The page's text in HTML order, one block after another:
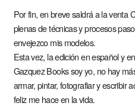
Por fin, en breve saldrá a la venta
plenas de técnicas y procesos
envejezco mis modelos.
Esta vez, la edición en español y
Gazquez Books soy yo, no hay
armar, pintar, fotografiar y escribir
feliz me hace en la vida.